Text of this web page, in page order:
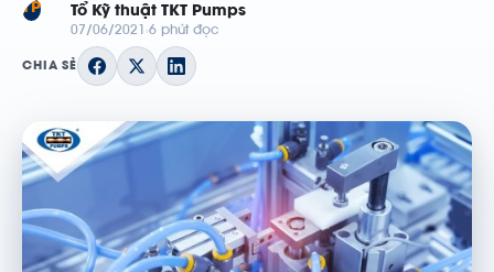
TP Tổ Kỹ thuật TKT Pumps
07/06/2021 6 phút đọc
CHIA SẺ